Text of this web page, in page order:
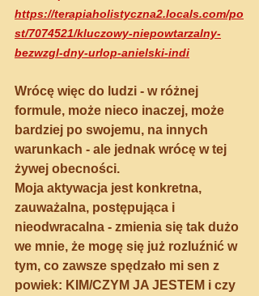
https://terapiaholistyczna2.locals.com/po
st/7074521/kluczowy-niepowtarzalny-
bezwzgl-dny-urlop-anielski-indi
Wrócę więc do ludzi - w różnej
formule, może nieco inaczej, może
bardziej po swojemu, na innych
warunkach - ale jednak wrócę w tej
żywej obecności.
Moja aktywacja jest konkretna,
zauważalna, postępująca i
nieodwracalna - zmienia się tak dużo
we mnie, że mogę się już rozluźnić w
tym, co zawsze spędzało mi sen z
powiek: KIM/CZYM JA JESTEM i czy